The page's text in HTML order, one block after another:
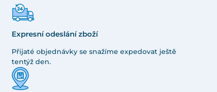
Expresní odeslání zboží
Přijaté objednávky se snažíme expedovat ještě
tentýž den.